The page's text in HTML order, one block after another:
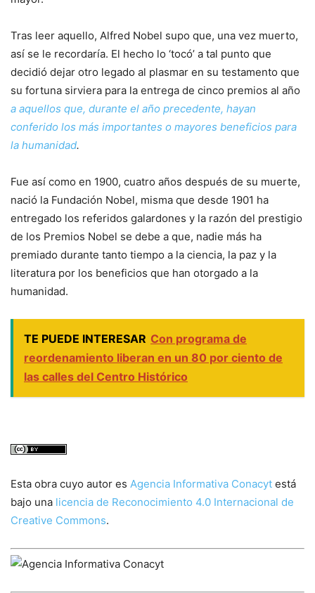
Tras leer aquello, Alfred Nobel supo que, una vez muerto,
así se le recordaría. El hecho lo ‘tocó’ a tal punto que
decidió dejar otro legado al plasmar en su testamento que
su fortuna sirviera para la entrega de cinco premios al año
a aquellos que, durante el año precedente, hayan
conferido los más importantes o mayores beneficios para
la humanidad.
Fue así como en 1900, cuatro años después de su muerte,
nació la Fundación Nobel, misma que desde 1901 ha
entregado los referidos galardones y la razón del prestigio
de los Premios Nobel se debe a que, nadie más ha
premiado durante tanto tiempo a la ciencia, la paz y la
literatura por los beneficios que han otorgado a la
humanidad.
TE PUEDE INTERESAR Con programa de
reordenamiento liberan en un 80 por ciento de
las calles del Centro Histórico
Esta obra cuyo autor es Agencia Informativa Conacyt está
bajo una licencia de Reconocimiento 4.0 Internacional de
Creative Commons.